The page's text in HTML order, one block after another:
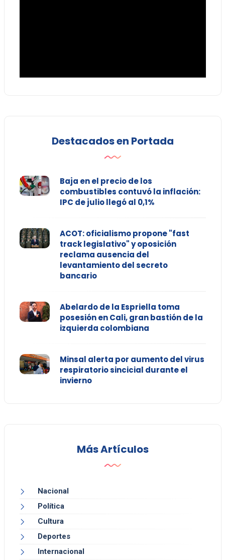
Destacados en Portada
Baja en el precio de los
combustibles contuvó la inflación:
IPC de julio llegó al 0,1%
ACOT: oficialismo propone "fast
track legislativo" y oposición
reclama ausencia del
levantamiento del secreto
bancario
Abelardo de la Espriella toma
posesión en Cali, gran bastión de la
izquierda colombiana
Minsal alerta por aumento del virus
respiratorio sincicial durante el
invierno
Más Artículos
Nacional
Política
Cultura
Deportes
Internacional